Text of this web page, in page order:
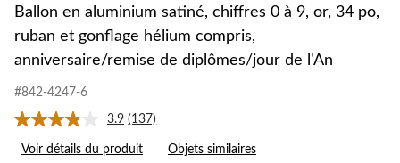
Ballon en aluminium satiné, chiffres 0 à 9, or, 34 po,
ruban et gonflage hélium compris,
anniversaire/remise de diplômes/jour de l'An
#842-4247-6
3.9 Lire
les
137
(137)
Voir détails du produit Objets similaires